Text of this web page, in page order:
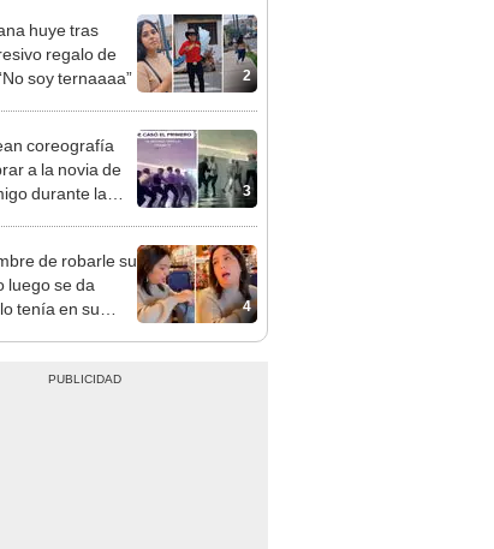
2
huye tras
regalo de
soy ternaaaa”
3
coreografía
a la novia de
durante la
4
de robarle su
luego se da
tenía en su